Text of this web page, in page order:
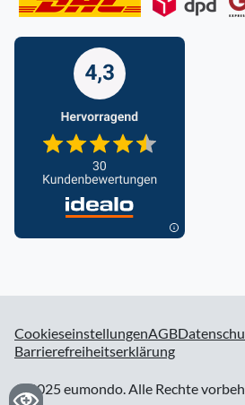
CookieseinstellungenAGB
Barrierefreiheitserklärung
© 2025 eumondo. Alle Rechte